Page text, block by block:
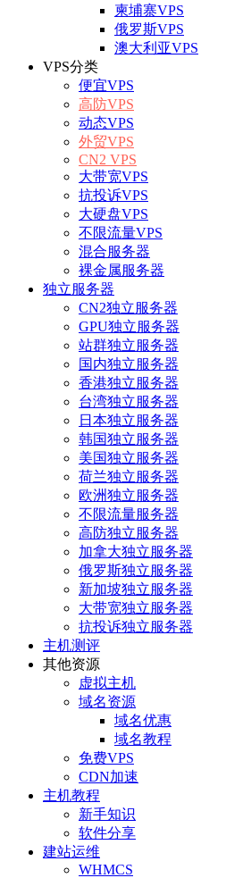
柬埔寨VPS
俄罗斯VPS
澳大利亚VPS
VPS分类
便宜VPS
高防VPS
动态VPS
外贸VPS
CN2 VPS
大带宽VPS
抗投诉VPS
大硬盘VPS
不限流量VPS
混合服务器
裸金属服务器
独立服务器
CN2独立服务器
GPU独立服务器
站群独立服务器
国内独立服务器
香港独立服务器
台湾独立服务器
日本独立服务器
韩国独立服务器
美国独立服务器
荷兰独立服务器
欧洲独立服务器
不限流量服务器
高防独立服务器
加拿大独立服务器
俄罗斯独立服务器
新加坡独立服务器
大带宽独立服务器
抗投诉独立服务器
主机测评
其他资源
虚拟主机
域名资源
域名优惠
域名教程
免费VPS
CDN加速
主机教程
新手知识
软件分享
建站运维
WHMCS